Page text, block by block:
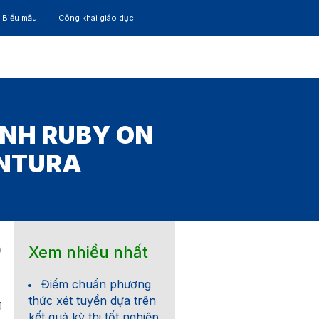
mẫu Công khai giáo dục
RUBY ON
Xem nhiều nhất
Điểm chuẩn phương
thức xét tuyển dựa trên